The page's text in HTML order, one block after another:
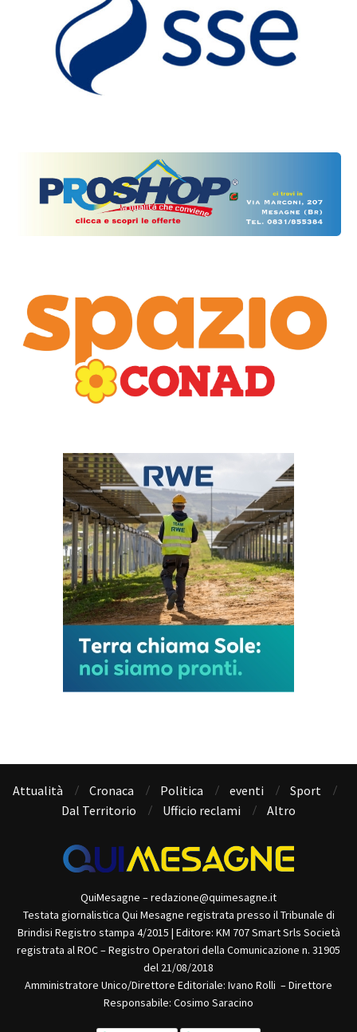
Attualità Cronaca Politica eventi
Sport
Dal Territorio
Ufficio reclami Altro
QuiMesagne – redazione@quimesagne.it
Testata giornalistica Qui Mesagne registrata presso il Tribunale di
Brindisi Registro stampa 4/2015 | Editore: KM 707 Smart Srls Società
registrata al ROC – Registro Operatori della Comunicazione n. 31905
del 21/08/2018
Amministratore Unico/Direttore Editoriale: Ivano Rolli – Direttore
Responsabile: Cosimo Saracino